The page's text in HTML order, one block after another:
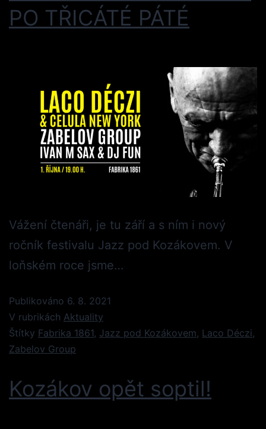
PO TŘICÁTÉ PÁTÉ
Vážení čtenáři, je tu září a s ním i nový
ročník festivalu Jazz pod Kozákovem. V
loňském roce jsme…
Publikováno 6. 8. 2021
V rubrikách Aktuality
Štítky Fabrika 1861, Jazz pod Kozákovem, Laco Déczi,
Zabelov Group
Kozákov opět soptil!